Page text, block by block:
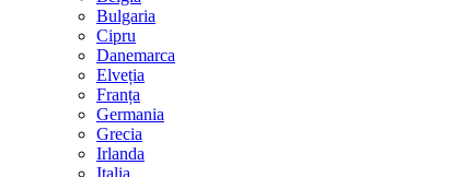
Bulgaria
Cipru
Danemarca
Elveția
Franța
Germania
Grecia
Irlanda
Italia